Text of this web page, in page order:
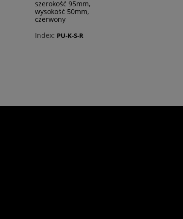
szerokość 95mm,
wysokość 50mm,
czerwony
Index: PU-K-S-R